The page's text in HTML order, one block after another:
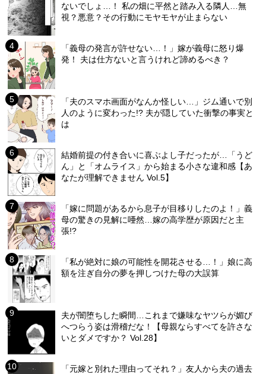
ないでしょ…！ 私の畑に平然と踏み入る隣人…無
視？悪意？その行動にモヤモヤが止まらない
「義母の発言が許せない…！」嫁が義母に怒り爆
発！ 夫は仕方ないと言うけれど諦めるべき？
「夫のスマホ画面がなんか怪しい…」ジム通いで別
人のように変わった!? 夫が隠していた衝撃の事実と
は
結婚前提の付き合いに喜ぶよし子だったが…「うど
ん」と「オムライス」から始まる小さな違和感【あ
なたが理解できません Vol.5】
「嫁に問題があるから息子が目移りしたのよ！」義
母の驚きの見解に唖然…嫁の高学歴が原因だと主
張!?
「私が絶対に娘の可能性を開花させる…！」娘に高
額を注ぎ自分の夢を押しつけた母の大誤算
夫が闇堕ちした瞬間…これまで嫌味なヤツらが媚び
へつらう姿は滑稽だな！【母親ならすべてを許さな
いとダメですか？ Vol.28】
「元嫁と別れた理由ってそれ？」友人から夫の過去